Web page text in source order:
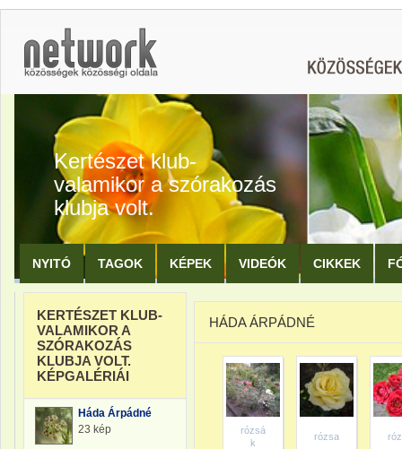
Kertészet klub-
valamikor a szórakozás
klubja volt.
NYITÓ TAGOK KÉPEK VIDEÓK CIKKEK
KERTÉSZET KLUB-
VALAMIKOR A
SZÓRAKOZÁS
KLUBJA VOLT.
KÉPGALÉRIÁI
Háda Árpádné
23 kép
HÁDA ÁRPÁDNÉ
rózsá
k
rózsa